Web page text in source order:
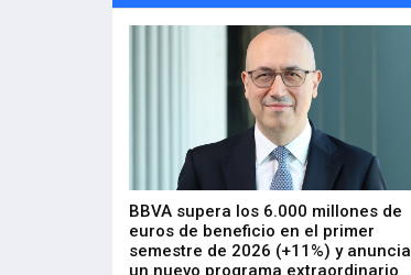
BBVA supera los 6.000 millones de
euros de beneficio en el primer
semestre de 2026 (+11%) y anuncia
un nuevo programa extraordinario